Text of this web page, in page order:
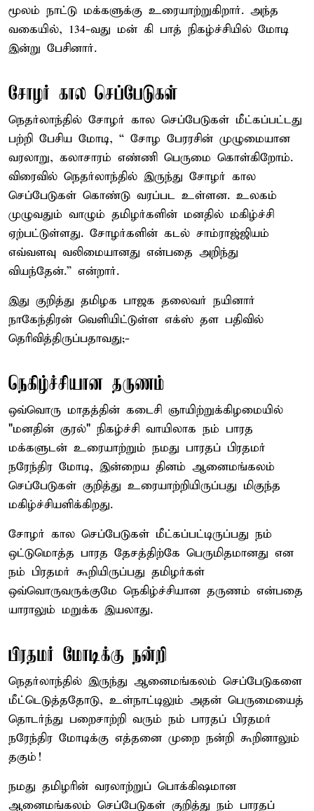
மூலம் நாட்டு மக்களுக்கு உரையாற்றுகிறார். அந்த
வகையில், 134-வது மன் கி பாத் நிகழ்ச்சியில் மோடி
இன்று பேசினார்.
சோழர் கால செப்பேடுகள்
நெதர்லாந்தில் சோழர் கால செப்பேடுகள் மீட்கப்பட்டது
பற்றி பேசிய மோடி, “ சோழ பேரரசின் முழுமையான
வரலாறு, கலாசாரம் எண்ணி பெருமை கொள்கிறோம்.
விரைவில் நெதர்லாந்தில் இருந்து சோழர் கால
செப்பேடுகள் கொண்டு வரப்பட உள்ளன. உலகம்
முழுவதும் வாழும் தமிழர்களின் மனதில் மகிழ்ச்சி
ஏற்பட்டுள்ளது. சோழர்களின் கடல் சாம்ராஜ்ஜியம்
எவ்வளவு வலிமையானது என்பதை அறிந்து
வியந்தேன்.” என்றார்.
இது குறித்து தமிழக பாஜக தலைவர் நயினார்
நாகேந்திரன் வெளியிட்டுள்ள எக்ஸ் தள பதிவில்
தெரிவித்திருப்பதாவது;-
நெகிழ்ச்சியான தருணம்
ஒவ்வொரு மாதத்தின் கடைசி ஞாயிற்றுக்கிழமையில்
"மனதின் குரல்" நிகழ்ச்சி வாயிலாக நம் பாரத
மக்களுடன் உரையாற்றும் நமது பாரதப் பிரதமர்
நரேந்திர மோடி, இ‌ன்றைய தினம் ஆனைமங்கலம்
செப்பேடுகள் குறித்து உரையாற்றியிருப்பது மிகுந்த
மகிழ்ச்சியளிக்கிறது.
சோழர் கால செப்பேடுகள் மீட்கப்பட்டிருப்பது நம்
ஒட்டுமொத்த பாரத தேசத்திற்கே பெருமிதமானது என
நம் பிரதமர் கூறியிருப்பது தமிழர்கள்
ஒவ்வொருவருக்குமே நெகிழ்ச்சியான தருணம் என்பதை
யாராலும் மறுக்க இயலாது.
பிரதமர் மோடிக்கு நன்றி
நெதர்லாந்தில் இருந்து ஆனைமங்கலம் செப்பேடுகளை
மீட்டெடுத்ததோடு, உள்நாட்டிலும் அதன் பெருமையைத்
தொடர்ந்து பறைசாற்றி வரும் நம் பாரதப் பிரதமர்
நரேந்திர மோடிக்கு எத்தனை முறை நன்றி கூறினாலும்
தகும்!
நமது தமிழரின் வரலாற்றுப் பொக்கிஷமான
ஆனைமங்கலம் செப்பேடுகள் குறித்து நம் பாரதப்